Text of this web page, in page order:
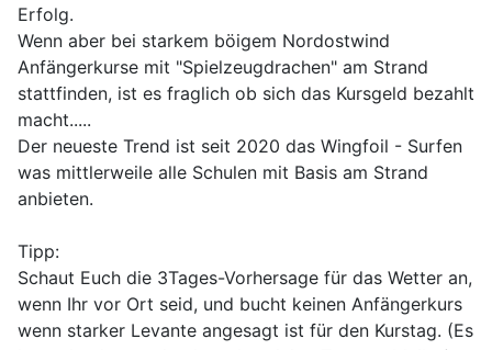
Erfolg.
Wenn aber bei starkem böigem Nordostwind
Anfängerkurse mit "Spielzeugdrachen" am Strand
stattfinden, ist es fraglich ob sich das Kursgeld bezahlt
macht.....
Der neueste Trend ist seit 2020 das Wingfoil - Surfen
was mittlerweile alle Schulen mit Basis am Strand
anbieten.
Tipp:
Schaut Euch die 3Tages-Vorhersage für das Wetter an,
wenn Ihr vor Ort seid, und bucht keinen Anfängerkurs
wenn starker Levante angesagt ist für den Kurstag. (Es